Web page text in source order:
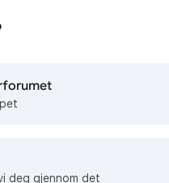
deg gjennom det